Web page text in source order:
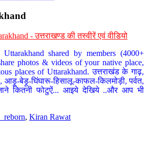
- उत्तराखण्ड की तस्वीरें एवं वीडियो
shared by members (4000+
photos & videos of your native place,
places of Uttarakhand. उत्तराखंड के गाढ़,
आड़ू-बेड़ू-घिंघारू-हिसालू-काफल-किलमोड़ी, पर्वत,
कितनी फोटुऐं... आइये देखिये ..और आप भी
, Kiran Rawat